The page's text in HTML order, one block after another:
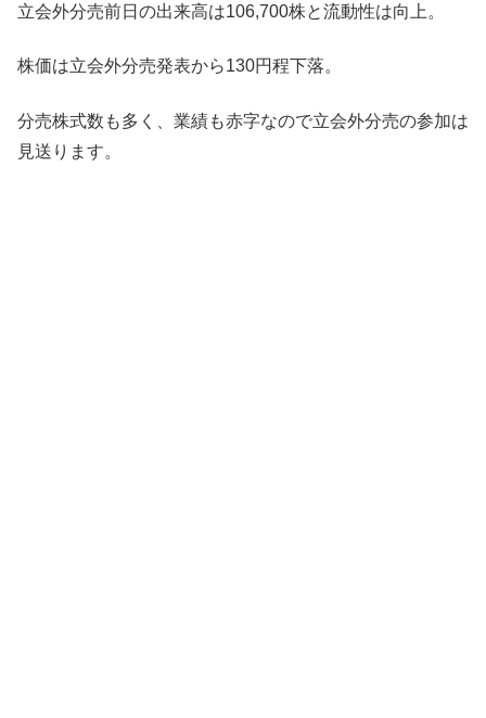
立会外分売前日の出来高は106,700株と流動性は向上。
株価は立会外分売発表から130円程下落。
分売株式数も多く、業績も赤字なので立会外分売の参加は
見送ります。